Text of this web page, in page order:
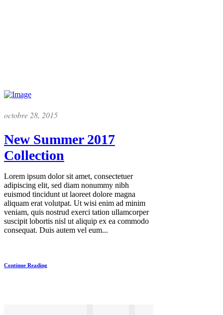
octobre 28, 2015
New Summer 2017
Collection
Lorem ipsum dolor sit amet, consectetuer
adipiscing elit, sed diam nonummy nibh
euismod tincidunt ut laoreet dolore magna
aliquam erat volutpat. Ut wisi enim ad minim
veniam, quis nostrud exerci tation ullamcorper
suscipit lobortis nisl ut aliquip ex ea commodo
consequat. Duis autem vel eum...
Continue Reading